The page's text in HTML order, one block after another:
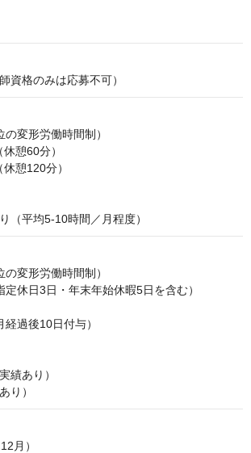
資格のみは応募不可）
変形労働時間制）
憩60分）
憩120分）
（平均5-10時間／月程度）
変形労働時間制）
休日3日・年末年始休暇5日を含む）
過後10日付与）
績あり）
り）
月）